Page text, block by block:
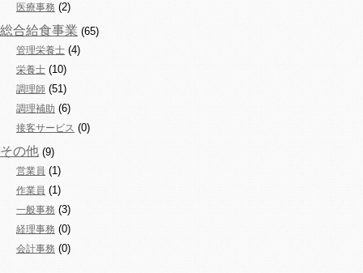
医療事務 (2)
総合給食事業 (65)
管理栄養士 (4)
栄養士 (10)
調理師 (51)
調理補助 (6)
接客サービス (0)
その他 (9)
営業員 (1)
作業員 (1)
一般事務 (3)
経理事務 (0)
会計事務 (0)